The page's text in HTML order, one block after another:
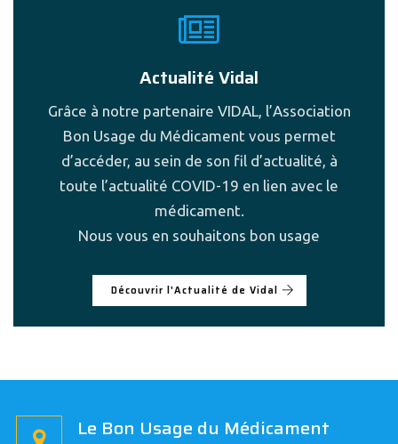
Actualité Vidal
Grâce à notre partenaire VIDAL, l’Association
Bon Usage du Médicament vous permet
d’accéder, au sein de son fil d’actualité, à
toute l’actualité COVID-19 en lien avec le
médicament.
Nous vous en souhaitons bon usage
Découvrir l'Actualité de Vidal
Le Bon Usage du Médicament